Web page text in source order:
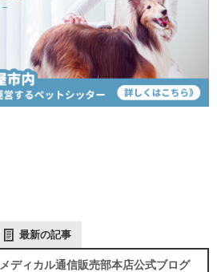
最新の記事
ディカル通信販売部本店公式ブログ